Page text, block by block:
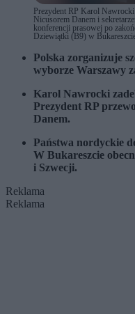
Prezydent RP Karol
Nicusorem Danem i
konferencji prasowej po
Dziewiątki (B9) w
Polska zorganizuje
wyborze Warszawy
Karol Nawrocki
Prezydent RP
Danem.
Państwa nordyckie
W Bukareszcie
i Szwecji.
Reklama
Reklama